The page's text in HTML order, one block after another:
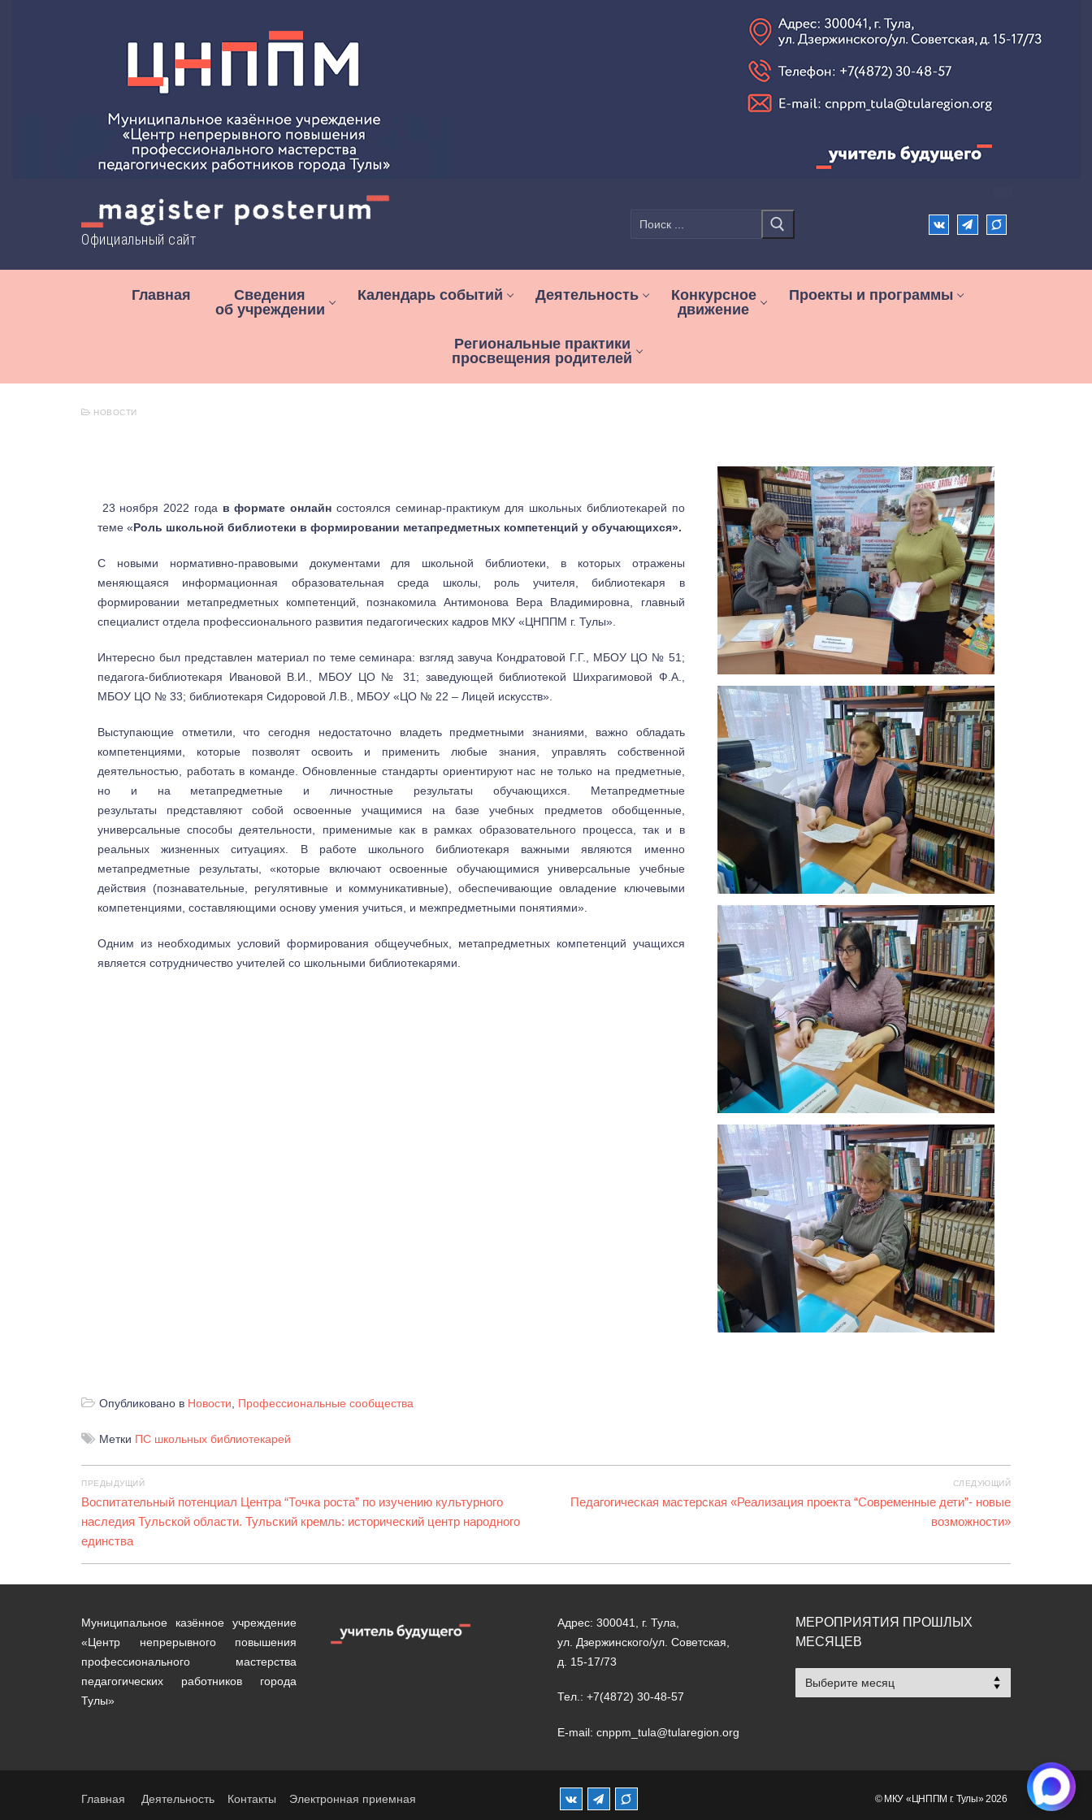
Официальный сайт
Найти:
Главная
Сведения
об учреждении
Календарь событий Деятельность
Конкурсное
движение
Проекты и программы
Региональные практики
просвещения родителей
НОВОСТИ
23 ноября 2022 годав формате онлайн состоялся семинар-практикум для школьных библиотекарей по
теме «Роль школьной библиотеки в формировании метапредметных компетенций у обучающихся».
С новыми нормативно-правовыми документами для школьной библиотеки, в которых отражены
меняющаяся информационная образовательная среда школы, роль учителя, библиотекаря в
формировании метапредметных компетенций, познакомила Антимонова Вера Владимировна, главный
специалист отдела профессионального развития педагогических кадров МКУ «ЦНППМ г. Тулы».
Интересно был представлен материал по теме семинара: взгляд завуча Кондратовой Г.Г., МБОУ ЦО № 51;
педагога-библиотекаря Ивановой В.И., МБОУ ЦО № 31; заведующей библиотекой Шихрагимовой Ф.А.,
МБОУ ЦО № 33; библиотекаря Сидоровой Л.В., МБОУ «ЦО № 22 – Лицей искусств».
Выступающие отметили, что сегодня недостаточно владеть предметными знаниями, важно обладать
компетенциями, которые позволят освоить и применить любые знания, управлять собственной
деятельностью, работать в команде. Обновленные стандарты ориентируют нас не только на предметные,
но и на метапредметные и личностные результаты обучающихся. Метапредметные
результаты представляют собой освоенные учащимися на базе учебных предметов обобщенные,
универсальные способы деятельности, применимые как в рамках образовательного процесса, так и в
реальных жизненных ситуациях. В работе школьного библиотекаря важными являются именно
метапредметные результаты, «которые включают освоенные обучающимися универсальные учебные
действия (познавательные, регулятивные и коммуникативные), обеспечивающие овладение ключевыми
компетенциями, составляющими основу умения учиться, и межпредметными понятиями».
Одним из необходимых условий формирования общеучебных, метапредметных компетенций учащихся
является сотрудничество учителей со школьными библиотекарями.
Опубликовано в Новости Профессиональные сообщества
Метки ПС школьных библиотекарей
Навигация
по
записям
ПРЕДЫДУЩИЙ
Предыдущая
запись:
Воспитательный потенциал Центра “Точка роста” по изучению культурного
наследия Тульской области. Тульский кремль: исторический центр народного
единства
СЛЕДУЮЩИЙ
Следующая
Педагогическая мастерская «Реализация проекта “Современные дети”- новые
возможности»
Муниципальное казённое учреждение
«Центр непрерывного повышения
профессионального мастерства
педагогических работников города
Тулы»
Адрес: 300041, г. Тула,
ул. Дзержинского/ул. Советская,
д. 15-17/73
Тел.: +7(4872) 30-48-57
E-mail: cnppm_tula@tularegion.org
МЕРОПРИЯТИЯ ПРОШЛЫХ
МЕСЯЦЕВ
Мероприятия
прошлых
Главная Деятельность Контакты Электронная приемная © МКУ «ЦНППМ г. Тулы» 2026